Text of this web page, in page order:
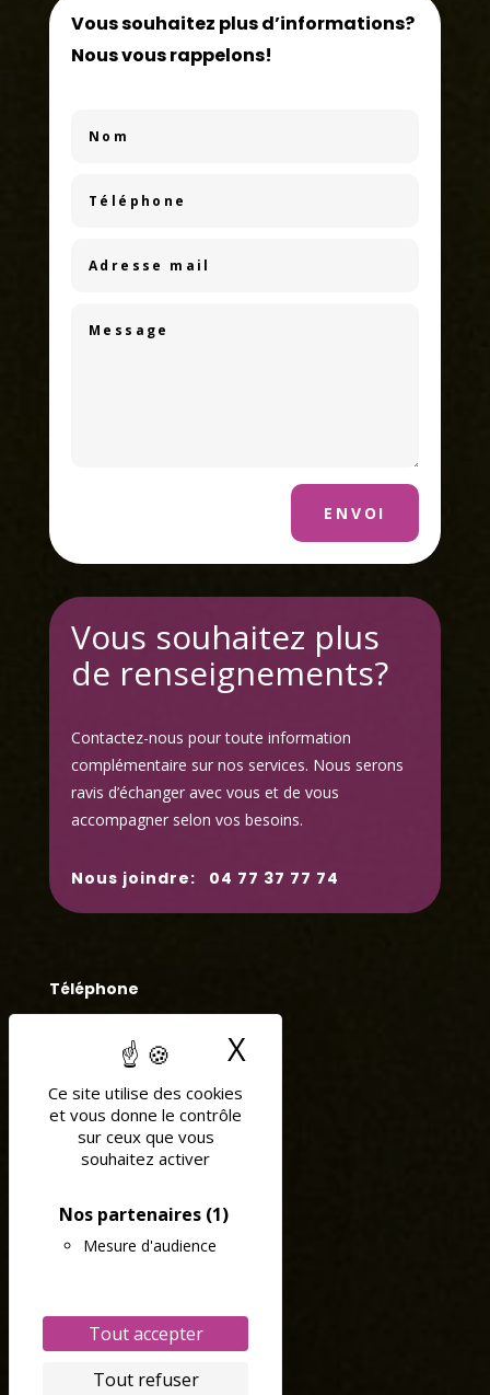
Ce site utilise des cookies
et vous donne le contrôle
sur ceux que vous
souhaitez activer
Nos partenaires (1)
Mesure d'audience
Tout accepter
Tout refuser
X
Vous souhaitez plus d’informations?
Nous vous rappelons!
ENVOI
Vous souhaitez plus
de renseignements?
Contactez-nous pour toute information
complémentaire sur nos services. Nous serons
ravis d’échanger avec vous et de vous
accompagner selon vos besoins.
Nous joindre: 04 77 37 77 74
Téléphone
Addresse
2 rue Hector Berlioz
Nous suivre